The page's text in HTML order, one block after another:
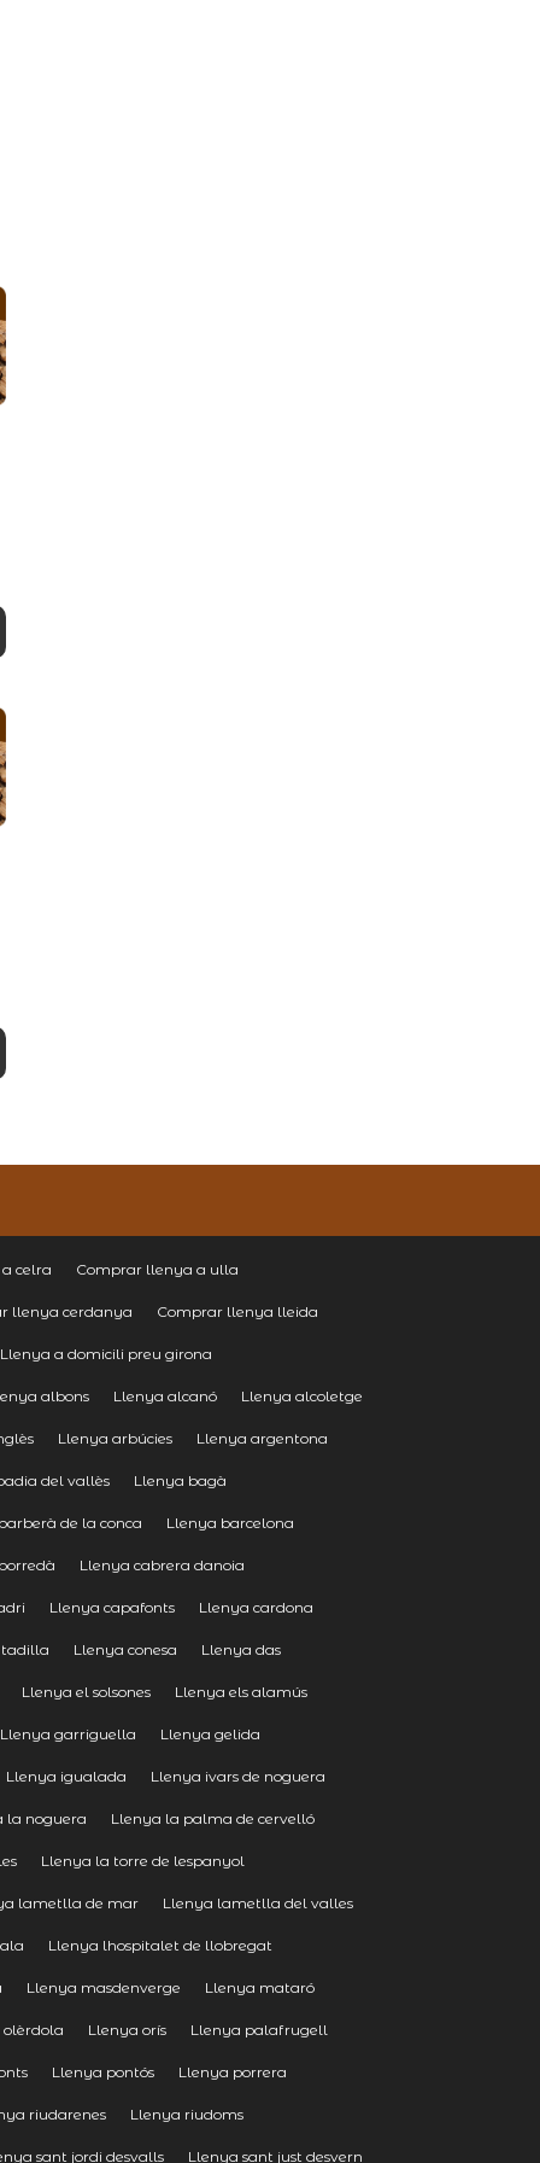
celra Comprar llenya a ulla
llenya cerdanya Comprar llenya lleida
Llenya a domicili preu girona
albons Llenya alcanó Llenya alcoletge
Llenya arbúcies Llenya argentona
del vallès Llenya bagà
de la conca Llenya barcelona
Llenya cabrera danoia
Llenya capafonts Llenya cardona
Llenya conesa Llenya das
Llenya el solsones Llenya els alamús
Llenya garriguella Llenya gelida
Llenya igualada Llenya ivars de noguera
la noguera Llenya la palma de cervelló
Llenya la torre de lespanyol
lametlla de mar Llenya lametlla del valles
Llenya lhospitalet de llobregat
Llenya masdenverge Llenya mataró
Llenya orís Llenya palafrugell
Llenya pontós Llenya porrera
riudarenes Llenya riudoms
sant jordi desvalls Llenya sant just desvern